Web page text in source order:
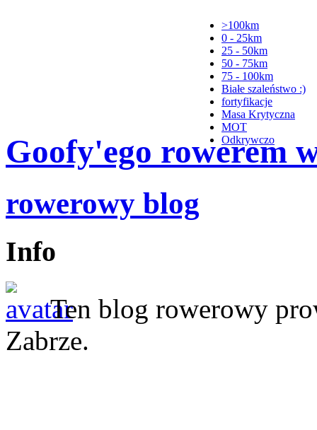
>100km
0 - 25km
25 - 50km
50 - 75km
75 - 100km
Białe szaleństwo :)
fortyfikacje
Masa Krytyczna
MOT
Odkrywczo
Goofy'ego rowerem
rowerowy blog
Info
Ten blog rowerowy
Zabrze.